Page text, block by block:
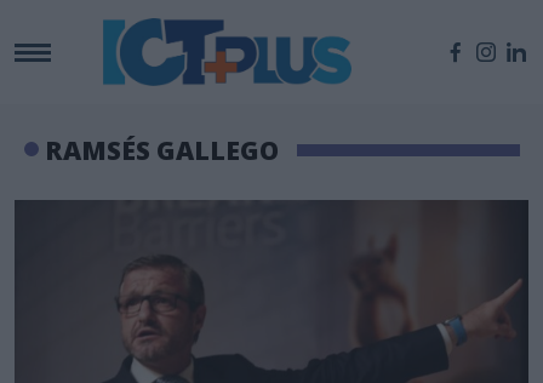
RAMSÉS GALLEGO